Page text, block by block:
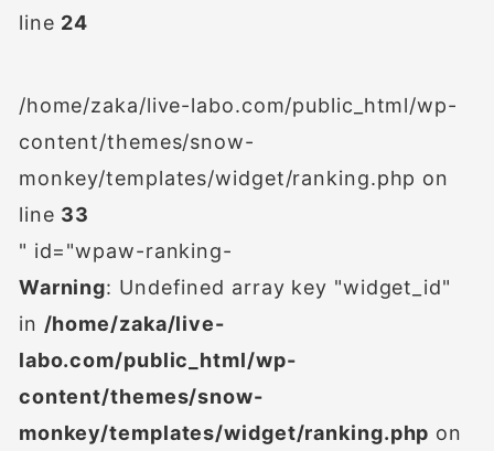
line 24
/home/zaka/live-labo.com/public_html/wp-
content/themes/snow-
monkey/templates/widget/ranking.php on
line 33
" id="wpaw-ranking-
Warning: Undefined array key "widget_id"
in /home/zaka/live-
labo.com/public_html/wp-
content/themes/snow-
monkey/templates/widget/ranking.php on